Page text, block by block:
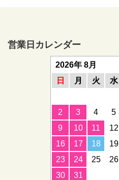
営業日カレンダー
2026年 8月
日
月 火 水
2
3 4 5
9
10 11 12
16
17 18 19
23
24 25 26
30
31